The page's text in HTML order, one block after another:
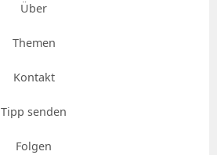
Über
Themen
Kontakt
Tipp senden
Folgen